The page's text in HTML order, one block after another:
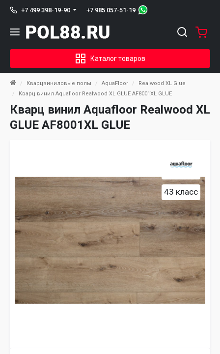
+7 499 398-19-90 +7 985 057-51-19
Каталог товаров
Кварцвиниловые полы AquaFloor
Realwood XL Glue
Кварц винил Aquafloor Realwood XL GLUE AF8001XL GLUE
Кварц винил Aquafloor Realwood XL
GLUE AF8001XL GLUE
43 класс